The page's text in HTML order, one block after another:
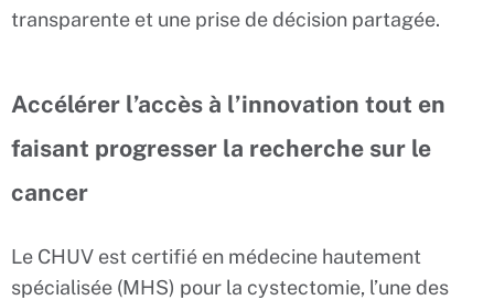
transparente et une prise de décision partagée.
Accélérer l’accès à l’innovation tout en
faisant progresser la recherche sur le
cancer
Le CHUV est certifié en médecine hautement
spécialisée (MHS) pour la cystectomie, l’une des